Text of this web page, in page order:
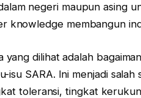
negeri maupun asing
knowledge membangun
yang dilihat adalah
isu SARA. Ini menjadi
toleransi, tingkat